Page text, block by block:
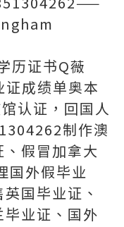
历证书Q薇
成绩单奥本
认证，回国人
制作澳
假冒加拿大
国外假毕业
国毕业证、
业证、国外